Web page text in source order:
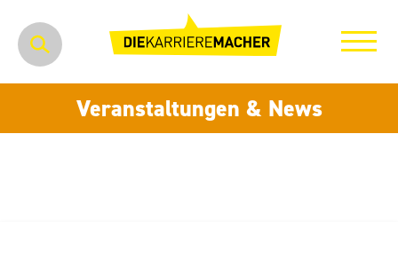
Veranstaltungen & News